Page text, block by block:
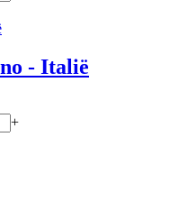
- Italië
+